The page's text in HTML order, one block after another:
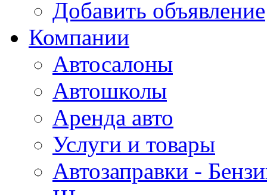
Добавить объявление
Компании
Автосалоны
Автошколы
Аренда авто
Услуги и товары
Автозаправки -